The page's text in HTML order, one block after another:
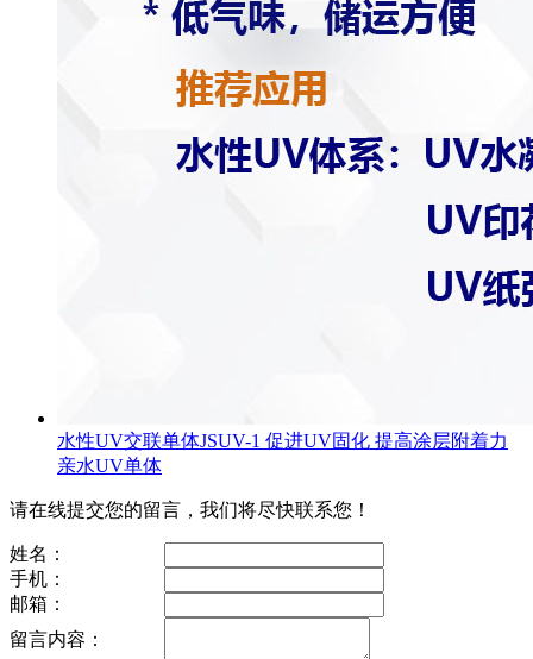
水性UV交联单体JSUV-1 促进UV固化 提高涂层附着力
亲水UV单体
请在线提交您的留言，我们将尽快联系您！
姓名：
手机：
邮箱：
留言内容：